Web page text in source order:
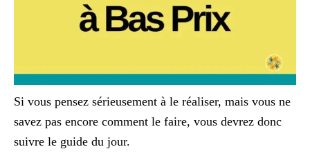
Si vous pensez sérieusement à le réaliser, mais vous ne
savez pas encore comment le faire, vous devrez donc
suivre le guide du jour.